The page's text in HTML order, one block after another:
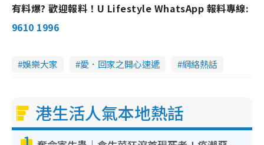
有料爆? 歡迎報料！U Lifestyle WhatsApp 報料專線:
9610 1996
娛樂大家 愛．回家之開心速遞 網絡熱話
港生活人氣本地熱話
1